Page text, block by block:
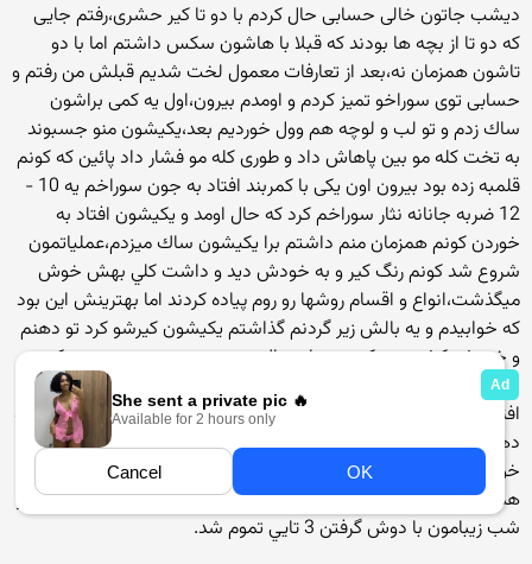
دیشب جاتون خالی حسابی حال كردم با دو تا كیر حشری،رفتم جایی
كه دو تا از بچه ها بودند كه قبلا با هاشون سكس داشتم اما با دو
تاشون همزمان نه،بعد از تعارفات معمول لخت شدیم قبلش من رفتم و
حسابی توی سوراخو تمیز كردم و اومدم بیرون،اول یه كمی براشون
ساك زدم و تو لب و لوچه هم وول خوردیم بعد،یكیشون منو جسبوند
به تخت كله مو بین پاهاش داد و طوری كله مو فشار داد پائین كه كونم
قلمبه زده بود بیرون اون یكی با كمربند افتاد به جون سوراخم يه 10 -
12 ضربه جانانه نثار سوراخم كرد كه حال اومد و يكيشون افتاد به
خوردن كونم همزمان منم داشتم برا يكيشون ساك ميزدم،عملياتمون
شروع شد كونم رنگ كير و به خودش ديد و داشت كلي بهش خوش
ميگذشت،انواع و اقسام روشها رو روم پياده كردند اما بهترينش اين بود
كه خوابيدم و يه بالش زير گردنم گذاشتم يكيشون كيرشو كرد تو دهنم
و خودشو كشوند رو كيرم و برام ساك هم ميزد هر چند در حيني كه
داشت تو دهنم تلمبه ميزد چند بار دندونش به كيرم خورد اما از بند
افتادن نفسم زير كير گندش كلي حال كردم،يكيشون زودتر ارضا شد و تو
دهنم خالي كرد اما آبشو نخوردم همونطور تو دهنم نگه داشتم و ازش
خواستم تو دهنم تلمبه بزنه تا قطره قطره آبش بره تو حلقم اون يكي
هم آبشو تو كونم خالي كرد سر آخر با ساك زدن اولي منم تخليه كردم و
شب زيبامون با دوش گرفتن 3 تايي تموم شد.